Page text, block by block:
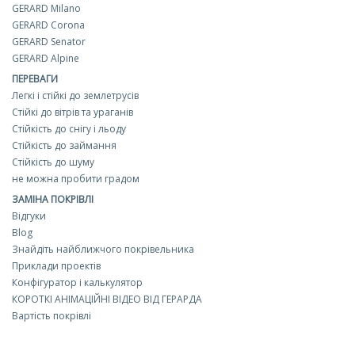
GERARD Milano
GERARD Corona
GERARD Senator
GERARD Alpine
ПЕРЕВАГИ
Легкі і стійкі до землетрусів
Стійкі до вітрів та ураганів
Стійкість до снігу і льоду
Стійкість до займання
Стійкість до шуму
не можна пробити градом
ЗАМІНА ПОКРІВЛІ
Відгуки
Blog
Знайдіть найближчого покрівельника
Приклади проектів
Конфігуратор і калькулятор
КОРОТКІ АНІМАЦІЙНІ ВІДЕО ВІД ГЕРАРДА
Вартість покрівлі